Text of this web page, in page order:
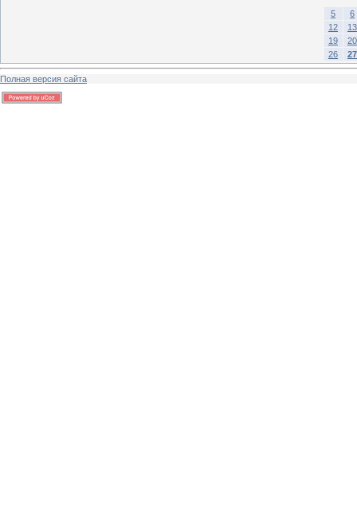
5
6
12
13
19
20
26
27
Полная версия сайта